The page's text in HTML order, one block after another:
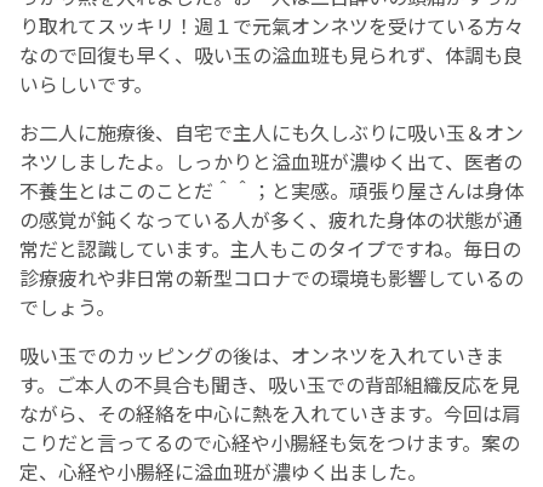
り取れてスッキリ！週１で元氣オンネツを受けている方々
なので回復も早く、吸い玉の溢血班も見られず、体調も良
いらしいです。
お二人に施療後、自宅で主人にも久しぶりに吸い玉＆オン
ネツしましたよ。しっかりと溢血班が濃ゆく出て、医者の
不養生とはこのことだ＾＾；と実感。頑張り屋さんは身体
の感覚が鈍くなっている人が多く、疲れた身体の状態が通
常だと認識しています。主人もこのタイプですね。毎日の
診療疲れや非日常の新型コロナでの環境も影響しているの
でしょう。
吸い玉でのカッピングの後は、オンネツを入れていきま
す。ご本人の不具合も聞き、吸い玉での背部組織反応を見
ながら、その経絡を中心に熱を入れていきます。今回は肩
こりだと言ってるので心経や小腸経も気をつけます。案の
定、心経や小腸経に溢血班が濃ゆく出ました。